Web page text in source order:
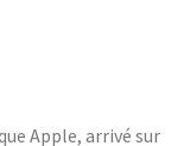
Apple, arrivé sur